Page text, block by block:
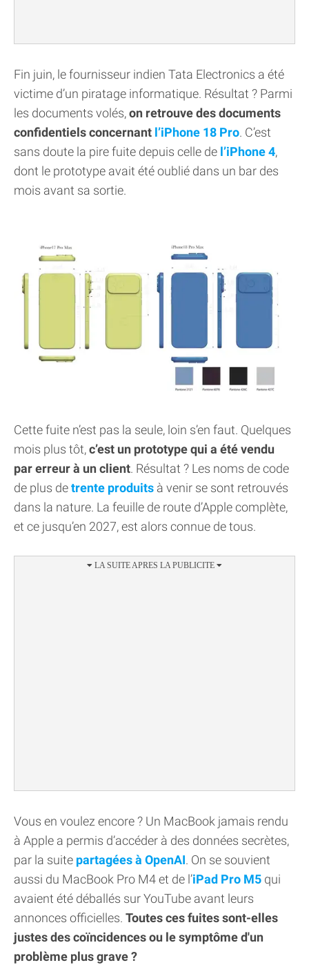
Fin juin, le fournisseur indien Tata Electronics a été
victime d’un piratage informatique. Résultat ? Parmi
les documents volés,on retrouve des documents
confidentiels concernant l’iPhone 18 Pro. C’est
sans doute la pire fuite depuis celle de l’iPhone 4,
dont le prototype avait été oublié dans un bar des
mois avant sa sortie.
Cette fuite n’est pas la seule, loin s’en faut. Quelques
mois plus tôt,c’est un prototype qui a été vendu
par erreur à un client. Résultat ? Les noms de code
de plus detrente produits à venir se sont retrouvés
dans la nature. La feuille de route d’Apple complète,
et ce jusqu’en 2027, est alors connue de tous.
Vous en voulez encore ? Un MacBook jamais rendu
à Apple a permis d’accéder à des données secrètes,
par la suite partagées à OpenAI. On se souvient
aussi du MacBook Pro M4 et de l’iPad Pro M5 qui
avaient été déballés sur YouTube avant leurs
annonces officielles. Toutes ces fuites sont-elles
justes des coïncidences ou le symptôme d'un
problème plus grave ?